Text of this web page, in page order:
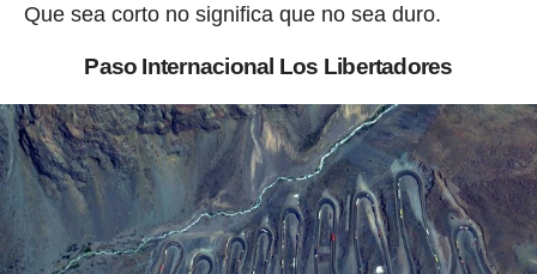
Que sea corto no significa que no sea duro.
Paso Internacional Los Libertadores